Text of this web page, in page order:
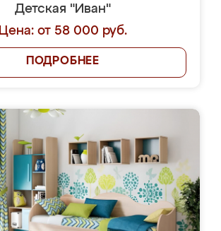
Детская "Иван"
Цена: от 58 000 руб.
ПОДРОБНЕЕ